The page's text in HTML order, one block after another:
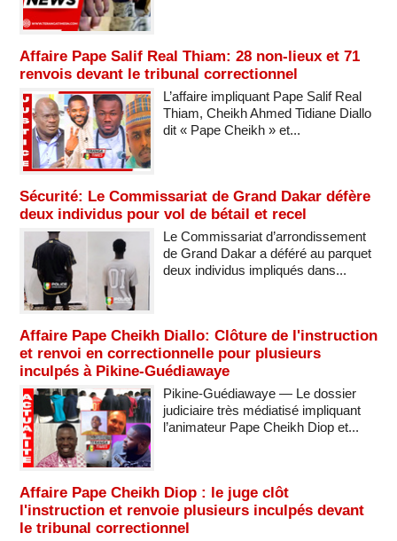
Affaire Pape Salif Real Thiam: 28 non-lieux et 71
renvois devant le tribunal correctionnel
L’affaire impliquant Pape Salif Real
Thiam, Cheikh Ahmed Tidiane Diallo
dit « Pape Cheikh » et...
Sécurité: Le Commissariat de Grand Dakar défère
deux individus pour vol de bétail et recel
Le Commissariat d’arrondissement
de Grand Dakar a déféré au parquet
deux individus impliqués dans...
Affaire Pape Cheikh Diallo: Clôture de l'instruction
et renvoi en correctionnelle pour plusieurs
inculpés à Pikine-Guédiawaye
Pikine-Guédiawaye — Le dossier
judiciaire très médiatisé impliquant
l’animateur Pape Cheikh Diop et...
Affaire Pape Cheikh Diop : le juge clôt
l'instruction et renvoie plusieurs inculpés devant
le tribunal correctionnel